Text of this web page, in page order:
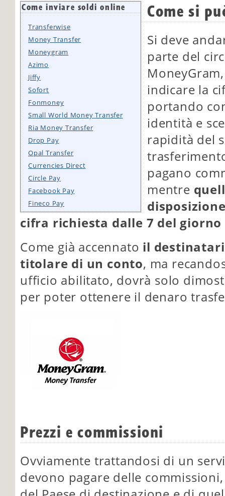
Come inviare soldi online
Transferwise
Money Transfer
Moneygram
Azimo
Jiffy
Sofort
Fonmoney
Small World Money Transfer
Ria Money Transfer
Drop Pay
Opal Transfer
Currencies Direct
Circle Pay
Facebook Pay
Fineco Pay
Come si
Si deve
parte del
indicare la
portando
identità e
rapidità del
pagano
mentre
cifra richiesta dalle 7 del giorno
Come già accennato il
titolare di un conto, ma
ufficio abilitato, dovrà solo
per poter ottenere il denaro
Prezzi e commissioni
Ovviamente trattandosi di un
devono pagare delle